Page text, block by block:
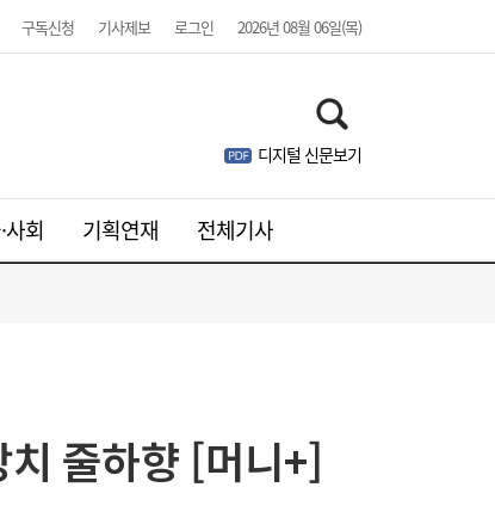
구독신청 기사제보 로그인 2026년 08월 06일(목)
디지털 신문보기
사회 기획연재 전체기사
줄하향 [머니+]
“가용 수단 총동원”…노동진 수협 회장, 고수